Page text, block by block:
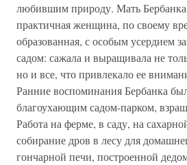
любившим природу. Мать
практичная женщина, по своему
образованная, с особым усердием
садом: сажала и выращивала не
но и все, что привлекало ее
Ранние воспоминания Бербанка
благоухающим садом-парком,
Работа на ферме, в саду, на
собирание дров в лесу для
гончарной печи, построенной